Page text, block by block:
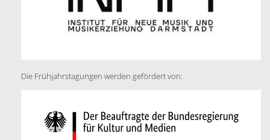
Die Frühjahrstagungen werden gefördert von: